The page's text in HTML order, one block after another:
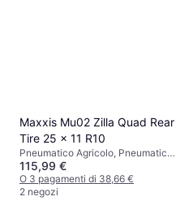
Maxxis Mu02 Zilla Quad Rear
Tire 25 x 11 R10
Pneumatico Agricolo, Pneumatici
4 stagioni, No, Indice di Velocità J
(100 km/h)
115,99 €
O 3 pagamenti di 38,66 €
2 negozi